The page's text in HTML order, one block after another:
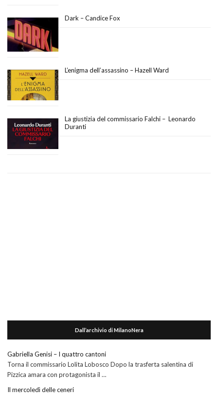
Dark – Candice Fox
L’enigma dell’assassino – Hazell Ward
La giustizia del commissario Falchi – Leonardo
Duranti
Dall’archivio di MilanoNera
Gabriella Genisi – I quattro cantoni
Torna il commissario Lolita Lobosco Dopo la trasferta salentina di
Pizzica amara con protagonista il …
Il mercoledì delle ceneri